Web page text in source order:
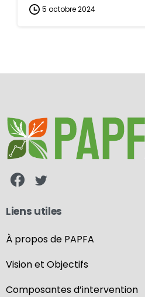
5 octobre 2024
Liens utiles
À propos de PAPFA
Vision et Objectifs
Composantes d’intervention